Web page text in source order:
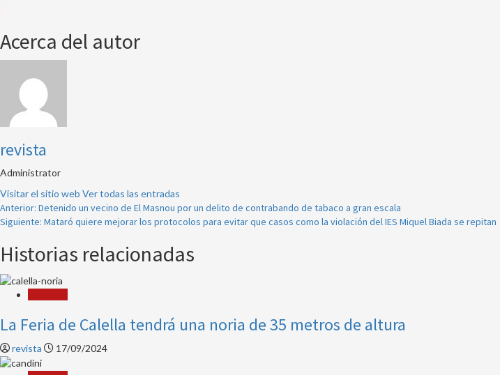
Acerca del autor
revista
Administrator
Visitar el sitio web Ver todas las entradas
Navegación
de
entradas
Anterior: Detenido un vecino de El Masnou por un delito de contrabando de tabaco a gran escala
Siguiente: Mataró quiere mejorar los protocolos para evitar que casos como la violación del IES Miquel Biada se repitan
Historias relacionadas
La Feria de Calella tendrá una noria de 35 metros de altura
revista 17/09/2024